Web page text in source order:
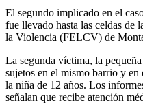
El segundo implicado en el
fue llevado hasta las celdas de
la Violencia (FELCV) de
La segunda víctima, la
sujetos en el mismo barrio y
la niña de 12 años. Los
señalan que recibe atención